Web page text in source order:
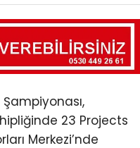
23 Projects
Merkezi’nde